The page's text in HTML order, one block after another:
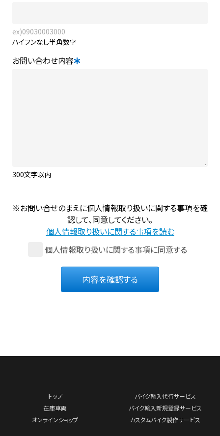
ex)09030003000
ハイフンなし半角数字
お問い合わせ内容
300文字以内
※お問い合せのまえに個人情報取り扱いに関する事項を確
認して、同意してください。
個人情報取り扱いに関する事項を読む
個人情報取り扱いに関する事項に同意する
内容を確認する
トップ
在庫車両
オンラインショップ
バイク輸入代行サービス
バイク輸入新規登録サービス
カスタムバイク製作サービス